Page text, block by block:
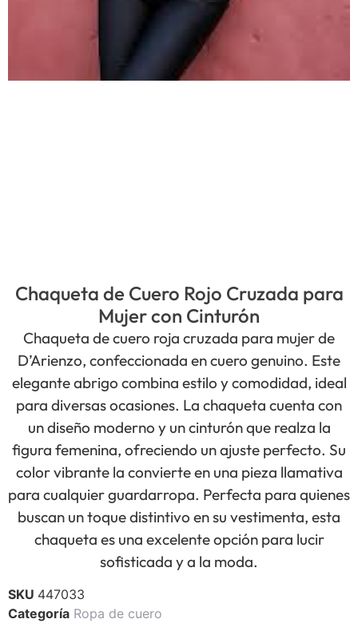
Chaqueta de Cuero Rojo Cruzada para
Mujer con Cinturón
Chaqueta de cuero roja cruzada para mujer de
D’Arienzo, confeccionada en cuero genuino. Este
elegante abrigo combina estilo y comodidad, ideal
para diversas ocasiones. La chaqueta cuenta con
un diseño moderno y un cinturón que realza la
figura femenina, ofreciendo un ajuste perfecto. Su
color vibrante la convierte en una pieza llamativa
para cualquier guardarropa. Perfecta para quienes
buscan un toque distintivo en su vestimenta, esta
chaqueta es una excelente opción para lucir
sofisticada y a la moda.
SKU 447033
Categoría Ropa de cuero